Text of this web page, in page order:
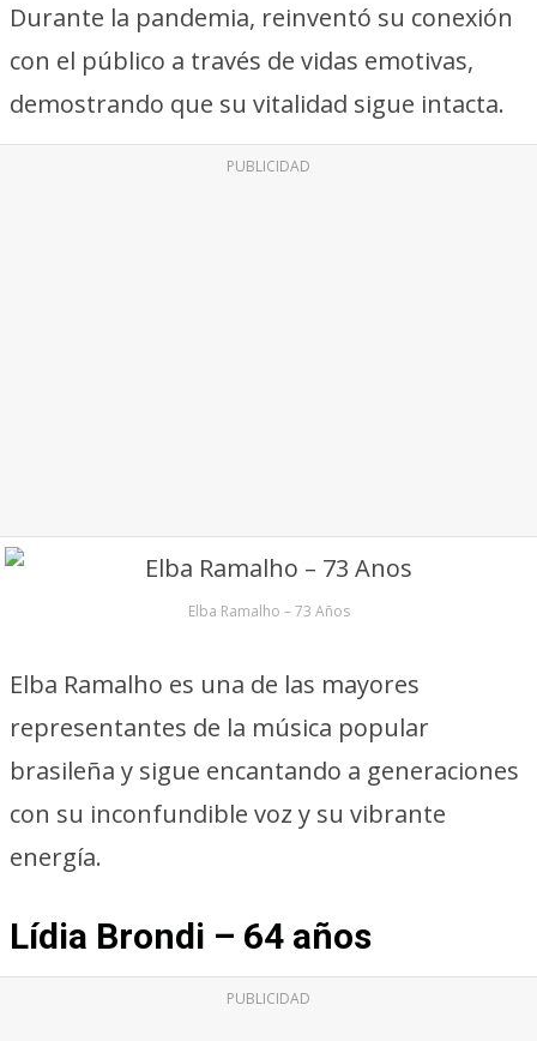
Durante la pandemia, reinventó su conexión
con el público a través de vidas emotivas,
demostrando que su vitalidad sigue intacta.
PUBLICIDAD
Elba Ramalho – 73 Años
Elba Ramalho es una de las mayores
representantes de la música popular
brasileña y sigue encantando a generaciones
con su inconfundible voz y su vibrante
energía.
Lídia Brondi – 64 años
PUBLICIDAD